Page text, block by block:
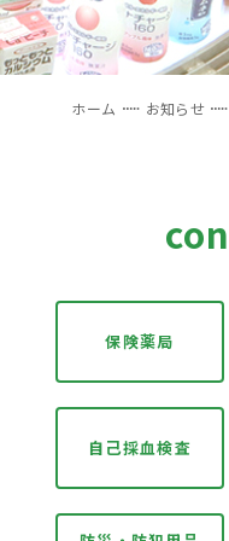
ホーム お知らせ
保険薬局
自己採血検査